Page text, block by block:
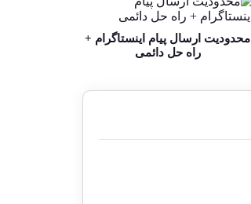
محدودیت ارسال پیام اینستاگرام +
راه حل دائمی